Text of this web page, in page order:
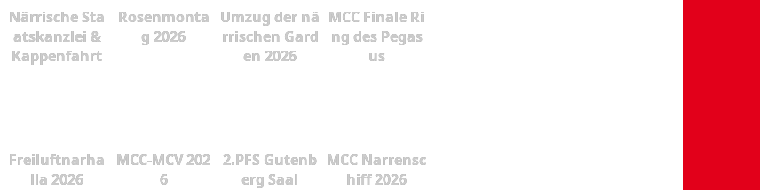
Närrische Sta
atskanzlei &
Kappenfahrt
Rosenmonta
g 2026
Umzug der nä
rrischen Gard
en 2026
MCC Finale Ri
ng des Pegas
us
Freiluftnarha
lla 2026
MCC-MCV 202
6
2.PFS Gutenb
erg Saal
MCC Narrensc
hiff 2026